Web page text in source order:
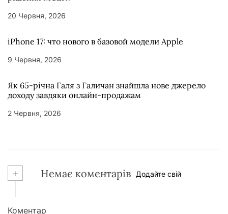
20 Червня, 2026
iPhone 17: что нового в базовой модели Apple
9 Червня, 2026
Як 65-річна Галя з Галичан знайшла нове джерело
доходу завдяки онлайн-продажам
2 Червня, 2026
+ Немає коментарів Додайте свій
Коментар